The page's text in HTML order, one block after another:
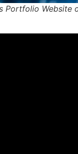
Portfolio Website